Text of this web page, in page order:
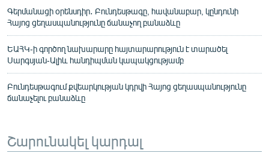
Գերմանացի օրենսդիր․ Բունդեսթագը, հավանաբար, կընդունի
Հայոց ցեղասպանությունը ճանաչող բանաձևը
ԵԱՀԿ-ի գործող նախարարը հայտարարություն է տարածել
Սարգսյան-Ալիև հանդիպման կապակցությամբ
Բունդեսթագում քվեարկության կդրվի Հայոց ցեղասպանությունը
ճանաչելու բանաձևը
Շարունակել կարդալ